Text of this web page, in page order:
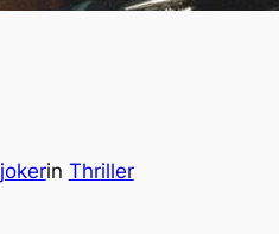
jokerin Thriller